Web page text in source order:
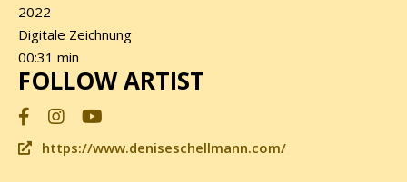
2022
Digitale Zeichnung
00:31 min
FOLLOW ARTIST
https://www.deniseschellmann.com/